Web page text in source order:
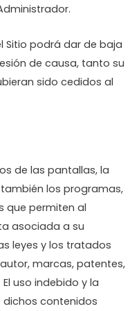
Sitio podrá dar de baja
de causa, tanto su
sido cedidos al
de las pantallas, la
los programas,
que permiten al
asociada a su
leyes y los tratados
marcas, patentes,
uso indebido y la
contenidos